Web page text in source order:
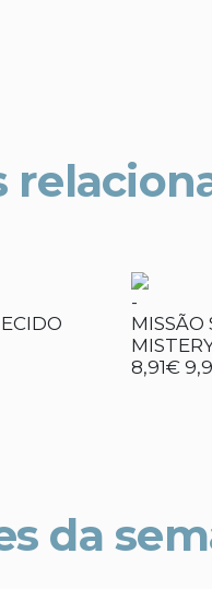
-
MISSÃO
8,91€
da